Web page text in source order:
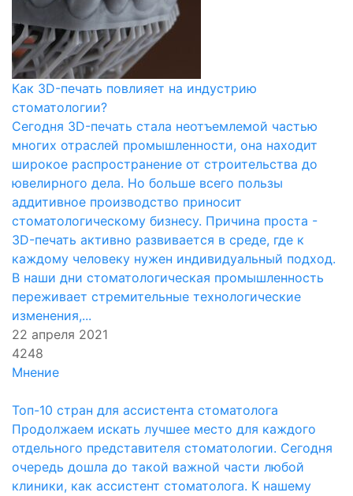
Как 3D-печать повлияет на индустрию
стоматологии?
Сегодня 3D-печать стала неотъемлемой частью
многих отраслей промышленности, она находит
широкое распространение от строительства до
ювелирного дела. Но больше всего пользы
аддитивное производство приносит
стоматологическому бизнесу. Причина проста -
3D-печать активно развивается в среде, где к
каждому человеку нужен индивидуальный подход.
В наши дни стоматологическая промышленность
переживает стремительные технологические
изменения,...
22 апреля 2021
4248
Мнение
Топ-10 стран для ассистента стоматолога
Продолжаем искать лучшее место для каждого
отдельного представителя стоматологии. Сегодня
очередь дошла до такой важной части любой
клиники, как ассистент стоматолога. К нашему